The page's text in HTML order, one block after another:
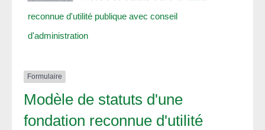
reconnue d'utilité publique avec conseil
d'administration
Formulaire
Modèle de statuts d'une
fondation reconnue d'utilité